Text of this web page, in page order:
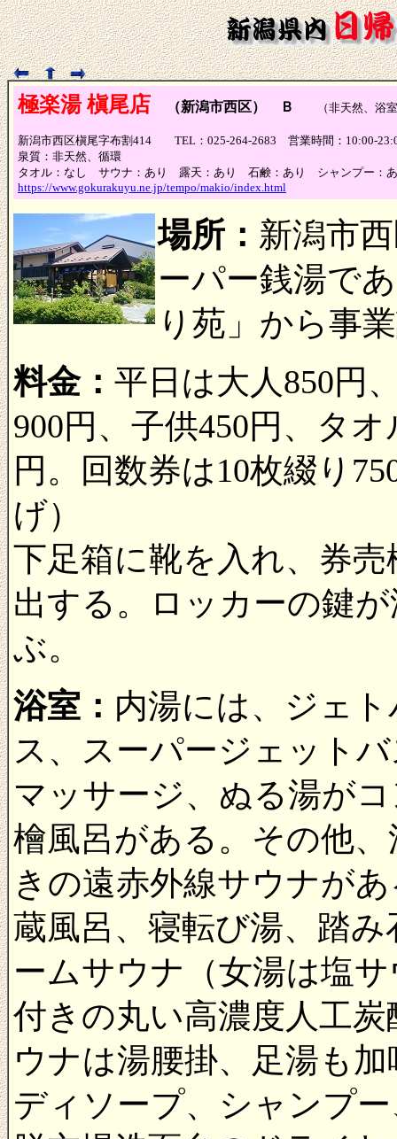
極楽湯 槇尾店 （新潟市西区） Ｂ （非天然、浴室
新潟市西区槇尾字布割414 TEL：025-264-2683 営業時間：10:00-
泉質：非天然、循環
タオル：なし サウナ：あり 露天：あり 石鹸：あり シャンプー：
https://www.gokurakuyu.ne.jp/tempo/makio/index.html
場所： 新潟市
ーパー銭湯で
り苑」から事
料金： 平日は大人850円
900円、子供450円、タ
円。回数券は10枚綴り
げ）
下足箱に靴を入れ、券
出する。ロッカーの鍵
ぶ。
浴室： 内湯には、ジェ
ス、スーパージェット
マッサージ、ぬる湯が
檜風呂がある。その他
きの遠赤外線サウナが
蔵風呂、寝転び湯、踏
ームサウナ（女湯は塩
付きの丸い高濃度人工
ウナは湯腰掛、足湯も
ディソープ、シャンプ